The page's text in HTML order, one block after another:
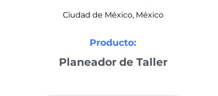
Ciudad de México, México
Producto:
Planeador de Taller